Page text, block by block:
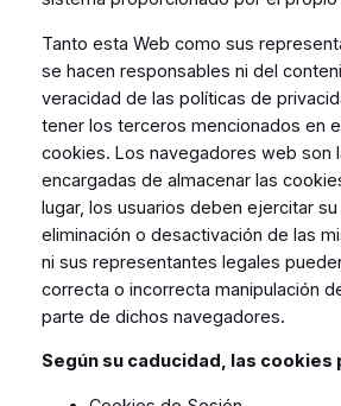
Tanto esta Web como sus
se hacen responsables ni del
veracidad de las políticas de
tener los terceros mencionados en
cookies. Los navegadores web son
encargadas de almacenar las
lugar, los usuarios deben ejercitar
eliminación o desactivación de las
ni sus representantes legales
correcta o incorrecta manipulación
parte de dichos navegadores.
Según su caducidad, las cookies